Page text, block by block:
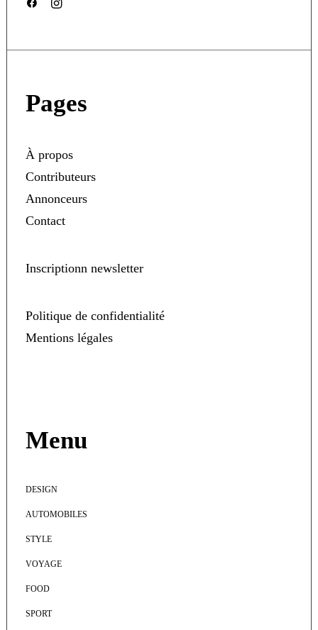
Pages
À propos
Contributeurs
Annonceurs
Contact
Inscriptionn newsletter
Politique de confidentialité
Mentions légales
Menu
DESIGN
AUTOMOBILES
STYLE
VOYAGE
FOOD
SPORT